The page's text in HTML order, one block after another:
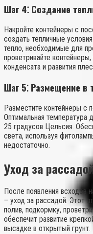
Шаг 4⁚ Создание
Накройте контейнеры с
создать тепличные
тепло, необходимые для
проветривайте
конденсата и развития
Шаг 5⁚ Размещение в
Разместите контейнеры с
Оптимальная температура
25 градусов Цельсия.
света, используя
недостаточно.
Уход за
После появления всходов
– уход за рассадой. Этот
полив, подкормку,
обеспечит развитие
высадке в открытый грунт.